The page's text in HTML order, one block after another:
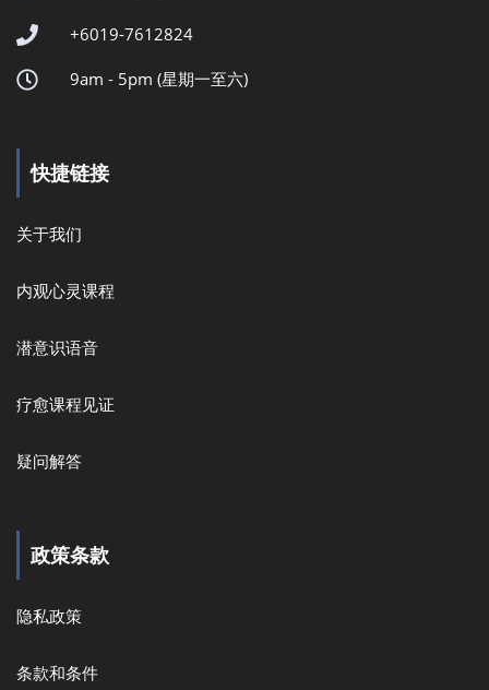
+6019-7612824
9am - 5pm (星期一至六)
快捷链接
关于我们
内观心灵课程
潜意识语音
疗愈课程见证
疑问解答
政策条款
隐私政策
条款和条件